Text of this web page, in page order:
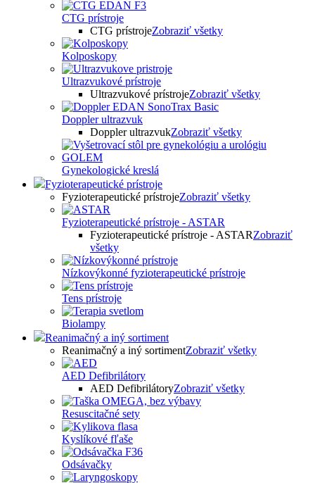
CTG prístroje
CTG prístrojeZobraziť všetky
Kolposkopy
Ultrazvukové prístroje
Ultrazvukové prístrojeZobraziť všetky
Doppler ultrazvuk
Doppler ultrazvukZobraziť všetky
Gynekologické kreslá
Fyzioterapeutické prístroje
Fyzioterapeutické prístrojeZobraziť všetky
Fyzioterapeutické prístroje - ASTAR
Fyzioterapeutické prístroje - ASTARZobraziť
všetky
Nízkovýkonné fyzioterapeutické prístroje
Tens prístroje
Biolampy
Reanimačný a iný sortiment
Reanimačný a iný sortimentZobraziť všetky
AED Defibrilátory
AED DefibrilátoryZobraziť všetky
Resuscitačné sety
Kyslíkové fľaše
Odsávačky